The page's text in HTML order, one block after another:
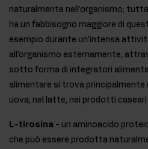
naturalmente nell'organismo;
ha un fabbisogno maggiore di
esempio durante un'intensa
all'organismo esternamente,
sotto forma di integratori
alimentare si trova principalmente
uova, nel latte, nei prodotti caseari
L-tirosina - un aminoacido
che può essere prodotta